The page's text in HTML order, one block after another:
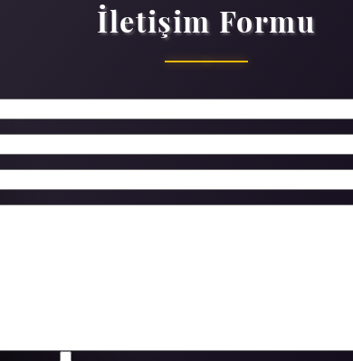
İletişim Formu